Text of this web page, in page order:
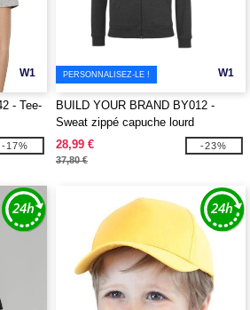
W1
- Tee-
-17%
W1
PERSONNALISEZ-LE !
BUILD YOUR BRAND BY012 -
Sweat zippé capuche lourd
28,99 €
37,80 €
-23%